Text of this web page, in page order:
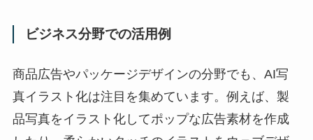
ビジネス分野での活用例
商品広告やパッケージデザインの分野でも、AI写
真イラスト化は注目を集めています。例えば、製
品写真をイラスト化してポップな広告素材を作成